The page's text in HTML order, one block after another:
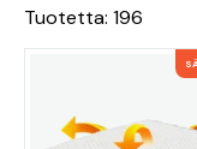
Tuotetta: 196